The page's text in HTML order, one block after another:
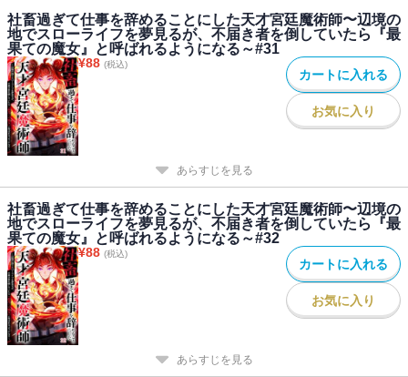
社畜過ぎて仕事を辞めることにした天才宮廷魔術師〜辺境の
地でスローライフを夢見るが、不届き者を倒していたら『最
果ての魔女』と呼ばれるようになる～#31
¥88 (税込)
カートに入れる
お気に入り
あらすじを見る
社畜過ぎて仕事を辞めることにした天才宮廷魔術師〜辺境の
地でスローライフを夢見るが、不届き者を倒していたら『最
果ての魔女』と呼ばれるようになる～#32
¥88 (税込)
カートに入れる
お気に入り
あらすじを見る